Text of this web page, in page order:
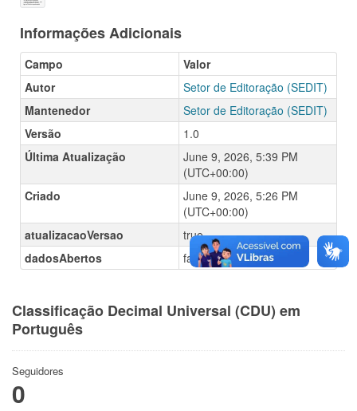
Informações Adicionais
Campo
Valor
Autor
Setor de Editoração (SEDIT)
Mantenedor
Setor de Editoração (SEDIT)
Versão
1.0
Última Atualização
June 9, 2026, 5:39 PM
(UTC+00:00)
Criado
June 9, 2026, 5:26 PM
(UTC+00:00)
atualizacaoVersao
true
dadosAbertos
false
Classificação Decimal Universal (CDU) em
Português
Seguidores
0